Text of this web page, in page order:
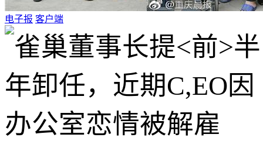
电子报 客户端